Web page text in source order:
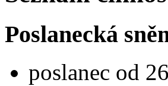
Poslanecká
poslanec od